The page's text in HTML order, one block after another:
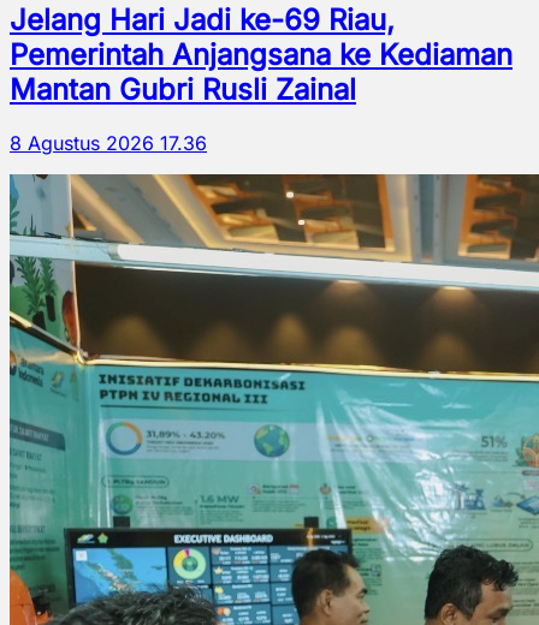
Jelang Hari Jadi ke-69 Riau,
Pemerintah Anjangsana ke Kediaman
Mantan Gubri Rusli Zainal
8 Agustus 2026 17.36